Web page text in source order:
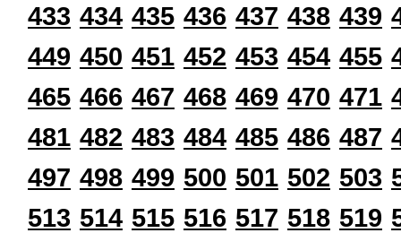
433 434 435 436 437 438 439
449 450 451 452 453 454 455
465 466 467 468 469 470 471
481 482 483 484 485 486 487
497 498 499 500 501 502 503
513 514 515 516 517 518 519